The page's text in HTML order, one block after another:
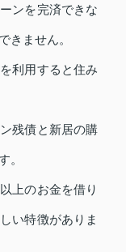
ンを完済できな
きません。
利用すると住み
残債と新居の購
。
上のお金を借り
い特徴がありま